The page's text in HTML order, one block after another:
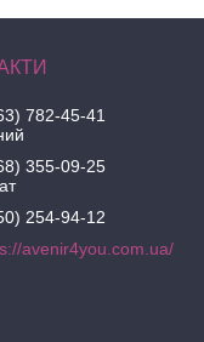
782-45-41
355-09-25
254-94-12
avenir4you.com.ua/